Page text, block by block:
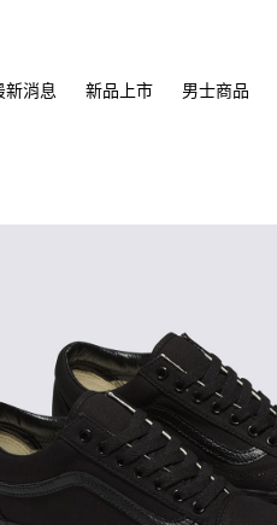
新消息 新品上市 男士商品